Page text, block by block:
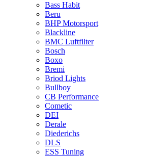
Bass Habit
Beru
BHP Motorsport
Blackline
BMC Luftfilter
Bosch
Boxo
Bremi
Briod Lights
Bullboy
CB Performance
Cometic
DEI
Derale
Diederichs
DLS
ESS Tuning